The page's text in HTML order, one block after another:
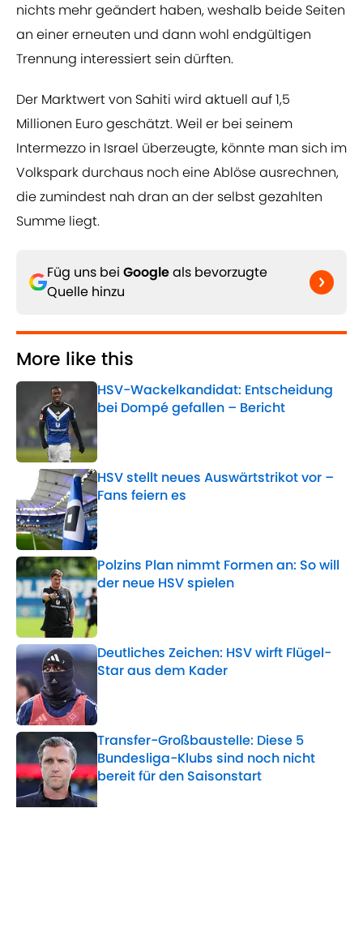
nichts mehr geändert haben, weshalb beide Seiten
an einer erneuten und dann wohl endgültigen
Trennung interessiert sein dürften.
Der Marktwert von Sahiti wird aktuell auf 1,5
Millionen Euro geschätzt. Weil er bei seinem
Intermezzo in Israel überzeugte, könnte man sich im
Volkspark durchaus noch eine Ablöse ausrechnen,
die zumindest nah dran an der selbst gezahlten
Summe liegt.
Füg uns bei Googleals bevorzugte
Quelle hinzu
More like this
HSV-Wackelkandidat: Entscheidung
bei Dompé gefallen – Bericht
HSV stellt neues Auswärtstrikot vor –
Fans feiern es
Published by on Invalid Date
Polzins Plan nimmt Formen an: So will
der neue HSV spielen
Published by on Invalid Date
Deutliches Zeichen: HSV wirft Flügel-
Star aus dem Kader
Transfer-Großbaustelle: Diese 5
Bundesliga-Klubs sind noch nicht
bereit für den Saisonstart
Published by on Invalid Date